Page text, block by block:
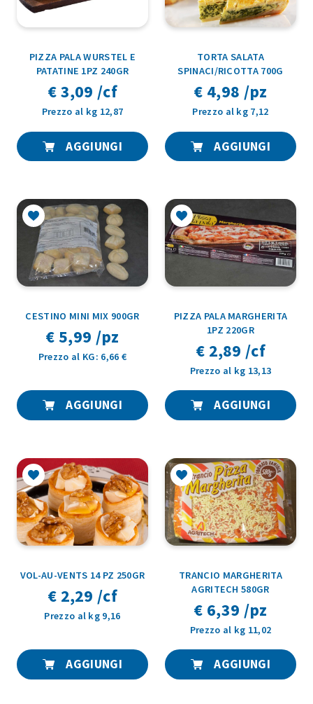
PIZZA PALA WURSTEL E
PATATINE 1PZ 240GR
€ 3,09 /cf
Prezzo al kg 12,87
AGGIUNGI
TORTA SALATA
SPINACI/RICOTTA 700G
€ 4,98 /pz
Prezzo al kg 7,12
AGGIUNGI
CESTINO MINI MIX 900GR
€ 5,99 /pz
Prezzo al KG: 6,66 €
AGGIUNGI
PIZZA PALA MARGHERITA
1PZ 220GR
€ 2,89 /cf
Prezzo al kg 13,13
AGGIUNGI
VOL-AU-VENTS 14 PZ 250GR
€ 2,29 /cf
Prezzo al kg 9,16
AGGIUNGI
TRANCIO MARGHERITA
AGRITECH 580GR
€ 6,39 /pz
Prezzo al kg 11,02
AGGIUNGI